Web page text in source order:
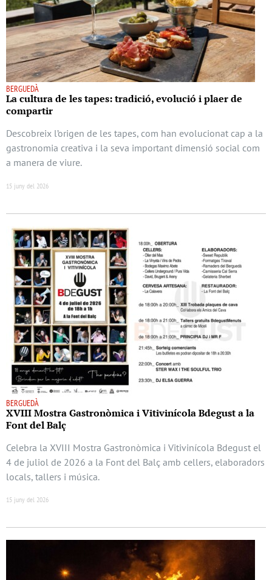
BERGUEDÀ
La cultura de les tapes: tradició, evolució i plaer de
compartir
Descobreix l’origen de les tapes, com han evolucionat cap a la
gastronomia creativa i la seva important dimensió social com
a manera de viure.
15 juny del 2026
BERGUEDÀ
XVIII Mostra Gastronòmica i Vitivinícola Bdegust a la
Font del Balç
Celebra la XVIII Mostra Gastronòmica i Vitivinícola Bdegust el
4 de juliol de 2026 a la Font del Balç amb cellers, elaboradors
locals, tallers i música.
15 juny del 2026